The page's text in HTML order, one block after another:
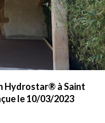
Hydrostar® à Saint
le 10/03/2023